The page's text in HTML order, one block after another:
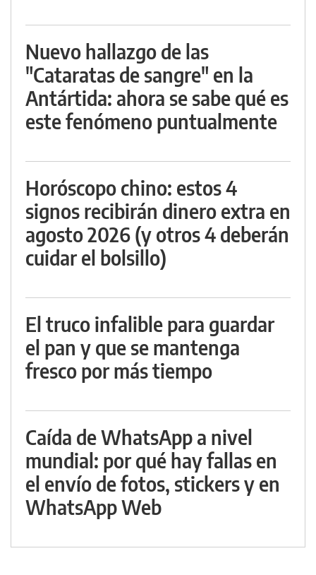
Nuevo hallazgo de las
"Cataratas de sangre" en la
Antártida: ahora se sabe qué es
este fenómeno puntualmente
Horóscopo chino: estos 4
signos recibirán dinero extra en
agosto 2026 (y otros 4 deberán
cuidar el bolsillo)
El truco infalible para guardar
el pan y que se mantenga
fresco por más tiempo
Caída de WhatsApp a nivel
mundial: por qué hay fallas en
el envío de fotos, stickers y en
WhatsApp Web